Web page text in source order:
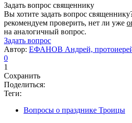
Задать вопрос священнику
Вы хотите задать вопрос
рекомендуем проверить, нет ли уже
на аналогичный вопрос.
Задать вопрос
Автор: ЕФАНОВ Андрей,
0
1
Сохранить
Поделиться:
Теги:
Вопросы о празднике Троицы